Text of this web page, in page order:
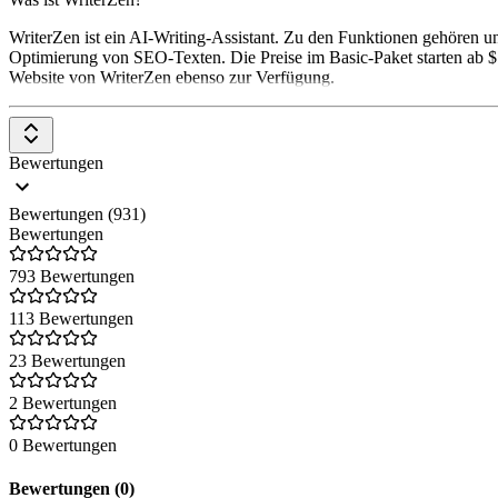
Media Posts an. Du findest aber auch Vorlagen für Websiteinhalte
Rechtschreibung optimiert werden.
Weitere Tools
Neben der Erstellung von Texten kannst du zusätzlich KI Bilder
können mit ResearchFlash Assoziationen zu Themen abgefragt und
Mehr über neuroflash
WriterZen ist ein AI-Writing-Assistant. Zu den Funktionen gehören
Optimierung von SEO-Texten. Die Preise im Basic-Paket starten
Website von WriterZen ebenso zur Verfügung.
Bewertungen
Bewertungen (931)
Bewertungen
793 Bewertungen
113 Bewertungen
23 Bewertungen
2 Bewertungen
0 Bewertungen
Bewertungen (0)